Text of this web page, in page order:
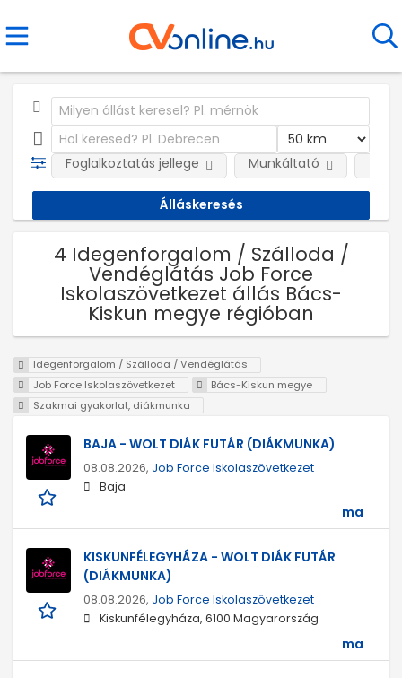
Foglalkoztatás jellege Munkáltató
4 Idegenforgalom / Szálloda /
Vendéglátás Job Force
Iskolaszövetkezet állás Bács-
Kiskun megye régióban
Idegenforgalom / Szálloda / Vendéglátás
Job Force Iskolaszövetkezet
Bács-Kiskun megye
Szakmai gyakorlat, diákmunka
BAJA - WOLT DIÁK FUTÁR (DIÁKMUNKA)
08.08.2026, Job Force Iskolaszövetkezet
Baja
ma
KISKUNFÉLEGYHÁZA - WOLT DIÁK FUTÁR
(DIÁKMUNKA)
08.08.2026, Job Force Iskolaszövetkezet
Kiskunfélegyháza, 6100 Magyarország
ma